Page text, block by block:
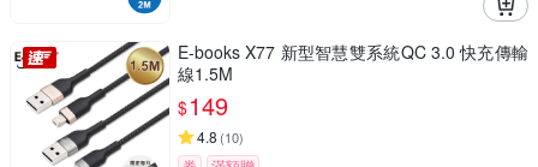
E-books X77 新型智慧雙系統QC 3.0 快充傳輸
線1.5M
$149
4.8 (10)